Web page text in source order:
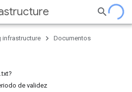
infrastructure Documentos
de validez